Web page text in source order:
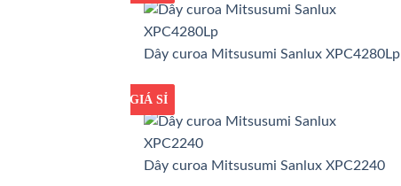
Dây curoa Mitsusumi Sanlux XPC4280Lp
GIÁ TỐT
GIÁ SỈ
Dây curoa Mitsusumi Sanlux XPC2240